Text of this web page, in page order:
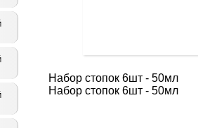
Набор стопок 6шт - 50мл
Набор стопок 6шт - 50мл